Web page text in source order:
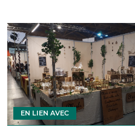
EN LIEN AVEC